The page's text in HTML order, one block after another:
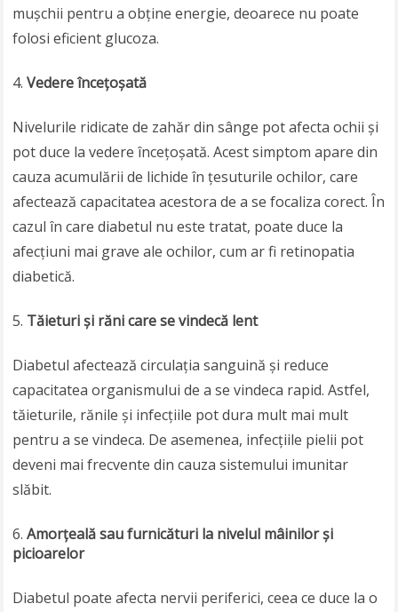
mușchii pentru a obține energie, deoarece nu poate
folosi eficient glucoza.
Vedere încețoșată
Nivelurile ridicate de zahăr din sânge pot afecta ochii și
pot duce la vedere încețoșată. Acest simptom apare din
cauza acumulării de lichide în țesuturile ochilor, care
afectează capacitatea acestora de a se focaliza corect. În
cazul în care diabetul nu este tratat, poate duce la
afecțiuni mai grave ale ochilor, cum ar fi retinopatia
diabetică.
Tăieturi și răni care se vindecă lent
Diabetul afectează circulația sanguină și reduce
capacitatea organismului de a se vindeca rapid. Astfel,
tăieturile, rănile și infecțiile pot dura mult mai mult
pentru a se vindeca. De asemenea, infecțiile pielii pot
deveni mai frecvente din cauza sistemului imunitar
slăbit.
Amorțeală sau furnicături la nivelul mâinilor și
picioarelor
Diabetul poate afecta nervii periferici, ceea ce duce la o